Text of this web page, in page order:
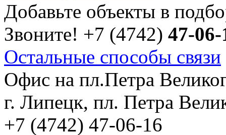
Добавьте объекты в
Звоните! +7 (4742) 47-06-
Остальные способы связи
Офис на пл.Петра
г. Липецк, пл. Петра
+7 (4742) 47-06-16